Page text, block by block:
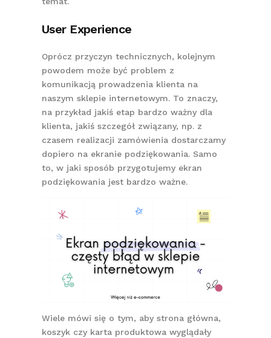
User Experience
Oprócz przyczyn technicznych, kolejnym
powodem może być problem z
komunikacją prowadzenia klienta na
naszym sklepie internetowym. To znaczy,
na przykład jakiś etap bardzo ważny dla
klienta, jakiś szczegół związany, np. z
czasem realizacji zamówienia dostarczamy
dopiero na ekranie podziękowania. Samo
to, w jaki sposób przygotujemy ekran
podziękowania jest bardzo ważne.
Wiele mówi się o tym, aby strona główna,
koszyk czy karta produktowa wyglądały